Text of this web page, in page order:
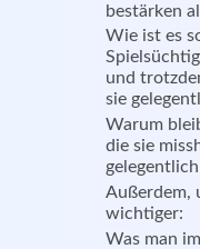
bestärken
Wie ist es
und
sie
Warum
die sie
Außerdem,
wichtiger:
Was man